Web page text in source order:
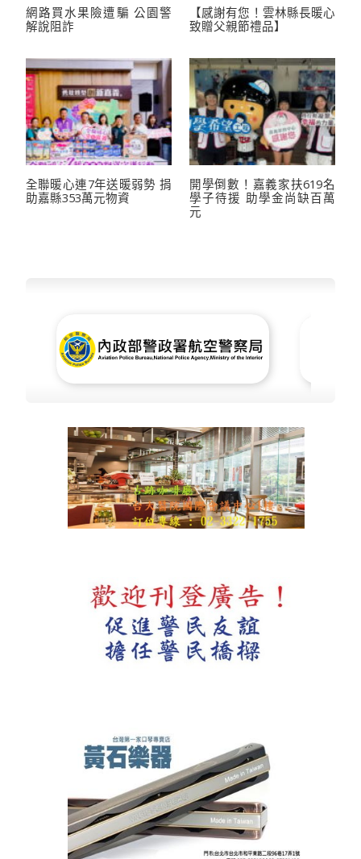
網路買水果險遭騙 公園警
解說阻詐
【感謝有您！雲林縣長暖心
致贈父親節禮品】
全聯暖心連7年送暖弱勢 捐
助嘉縣353萬元物資
開學倒數！嘉義家扶619名
學子待援 助學金尚缺百萬
元